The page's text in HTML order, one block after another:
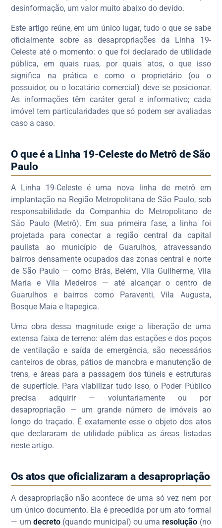
desinformação, um valor muito abaixo do devido.
Este artigo reúne, em um único lugar, tudo o que se sabe
oficialmente sobre as desapropriações da Linha 19-
Celeste até o momento: o que foi declarado de utilidade
pública, em quais ruas, por quais atos, o que isso
significa na prática e como o proprietário (ou o
possuidor, ou o locatário comercial) deve se posicionar.
As informações têm caráter geral e informativo; cada
imóvel tem particularidades que só podem ser avaliadas
caso a caso.
O que é a Linha 19-Celeste do Metrô de São
Paulo
A Linha 19-Celeste é uma nova linha de metrô em
implantação na Região Metropolitana de São Paulo, sob
responsabilidade da Companhia do Metropolitano de
São Paulo (Metrô). Em sua primeira fase, a linha foi
projetada para conectar a região central da capital
paulista ao município de Guarulhos, atravessando
bairros densamente ocupados das zonas central e norte
de São Paulo — como Brás, Belém, Vila Guilherme, Vila
Maria e Vila Medeiros — até alcançar o centro de
Guarulhos e bairros como Paraventi, Vila Augusta,
Bosque Maia e Itapegica.
Uma obra dessa magnitude exige a liberação de uma
extensa faixa de terreno: além das estações e dos poços
de ventilação e saída de emergência, são necessários
canteiros de obras, pátios de manobra e manutenção de
trens, e áreas para a passagem dos túneis e estruturas
de superfície. Para viabilizar tudo isso, o Poder Público
precisa adquirir — voluntariamente ou por
desapropriação — um grande número de imóveis ao
longo do traçado. É exatamente esse o objeto dos atos
que declararam de utilidade pública as áreas listadas
neste artigo.
Os atos que oficializaram a desapropriação
A desapropriação não acontece de uma só vez nem por
um único documento. Ela é precedida por um ato formal
— um decreto(quando municipal) ou uma resolução (no